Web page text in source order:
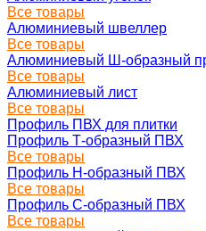
Все товары
Алюминиевый швеллер
Все товары
Алюминиевый Ш-образный
Все товары
Алюминиевый лист
Все товары
Профиль ПВХ для плитки
Профиль Т-образный ПВХ
Все товары
Профиль H-образный ПВХ
Все товары
Профиль C-образный ПВХ
Все товары